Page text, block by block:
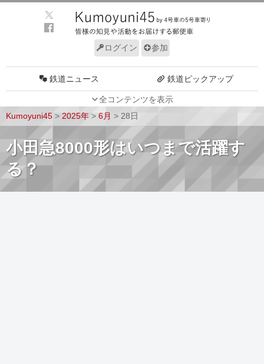
ログイン 参加
全コンテンツを表示
鉄道ニュース 鉄道ピックアップ
車両技術 路線探訪
ルール サイトについて
Kumoyuni45 > 2025年 > 6月 > 28日
小田急8000形はいつまで活躍す
る？